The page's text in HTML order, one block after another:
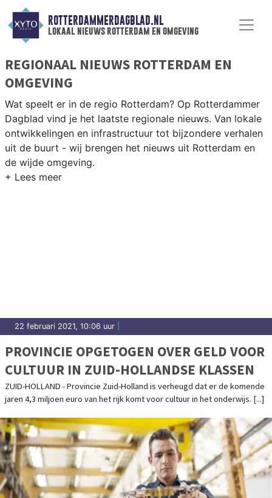
ROTTERDAMMERDAGBLAD.NL
lokaal nieuws rotterdam en omgeving
REGIONAAL NIEUWS ROTTERDAM EN
OMGEVING
Wat speelt er in de regio Rotterdam? Op Rotterdammer
Dagblad vind je het laatste regionale nieuws. Van lokale
ontwikkelingen en infrastructuur tot bijzondere verhalen
uit de buurt - wij brengen het nieuws uit Rotterdam en
de wijde omgeving.
22 februari 2021, 10:06 uur
PROVINCIE OPGETOGEN OVER GELD VOOR
CULTUUR IN ZUID-HOLLANDSE KLASSEN
ZUID-HOLLAND - Provincie Zuid-Holland is verheugd dat er de komende
jaren 4,3 miljoen euro van het rijk komt voor cultuur in het onderwijs. [...]